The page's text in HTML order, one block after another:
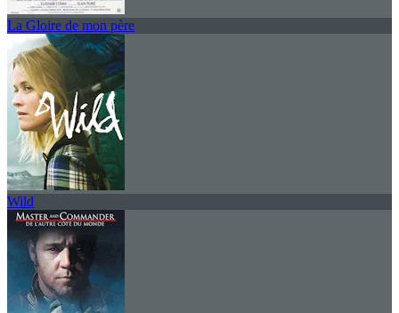
La Gloire de mon père
Wild